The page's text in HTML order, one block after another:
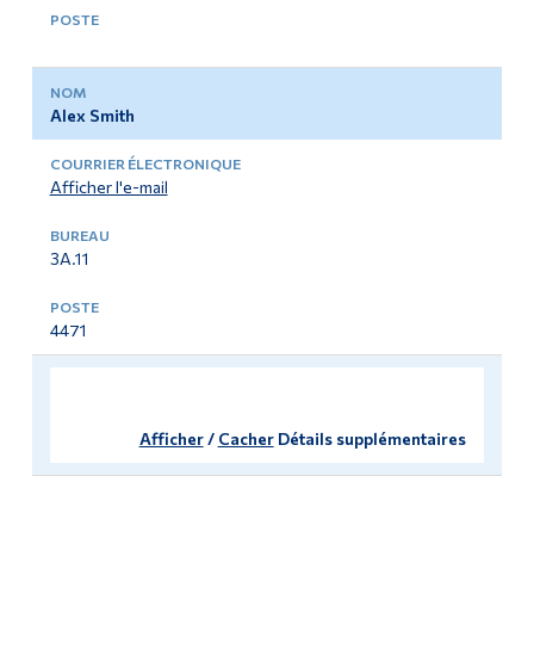
Alex Smith
Afficher l'e-mail
3A.11
4471
Afficher/ CacherDétails supplémentaires